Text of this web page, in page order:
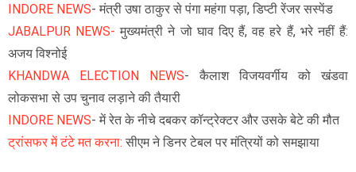
INDORE NEWS- मंत्री उषा ठाकुर से पंगा महंगा पड़ा, डिप्टी रेंजर सस्पेंड
JABALPUR NEWS-मुख्यमंत्री ने जो घाव दिए हैं, वह हरे हैं, भरे नहीं हैं:
अजय विश्नोई
KHANDWA ELECTION NEWS- कैलाश विजयवर्गीय को खंडवा
लोकसभा से उप चुनाव लड़ाने की तैयारी
INDORE NEWS- में रेत के नीचे दबकर कॉन्ट्रेक्टर और उसके बेटे की मौत
ट्रांसफर में टंटे मत करना: सीएम ने डिनर टेबल पर मंत्रियों को समझाया